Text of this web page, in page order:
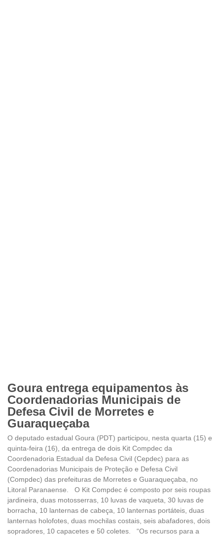
Goura entrega equipamentos às
Coordenadorias Municipais de
Defesa Civil de Morretes e
Guaraqueçaba
O deputado estadual Goura (PDT) participou, nesta quarta (15) e
quinta-feira (16), da entrega de dois Kit Compdec da
Coordenadoria Estadual da Defesa Civil (Cepdec) para as
Coordenadorias Municipais de Proteção e Defesa Civil
(Compdec) das prefeituras de Morretes e Guaraqueçaba, no
Litoral Paranaense. O Kit Compdec é composto por seis roupas
jardineira, duas motosserras, 10 luvas de vaqueta, 30 luvas de
borracha, 10 lanternas de cabeça, 10 lanternas portáteis, duas
lanternas holofotes, duas mochilas costais, seis abafadores, dois
sopradores, 10 capacetes e 50 coletes. “Os recursos para a